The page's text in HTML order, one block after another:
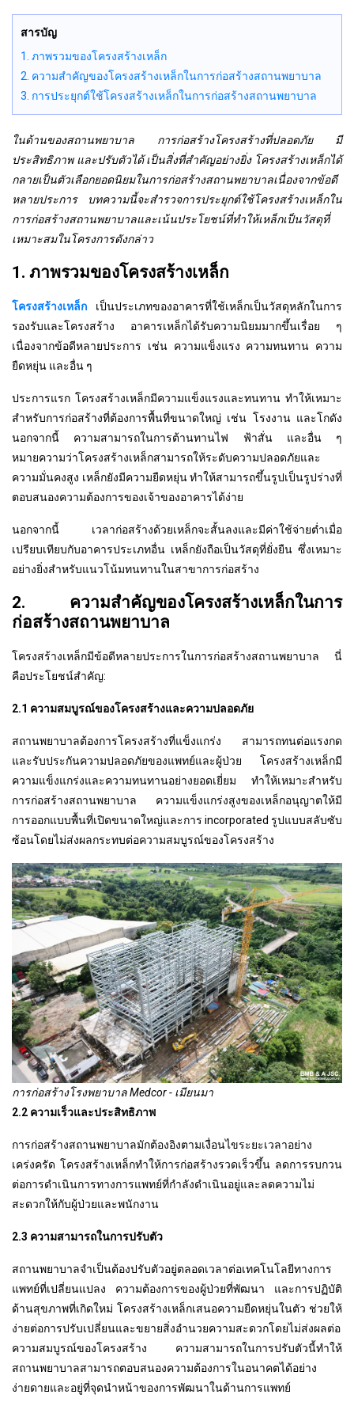
สารบัญ
1. ภาพรวมของโครงสร้างเหล็ก
2. ความสำคัญของโครงสร้างเหล็กในการก่อสร้างสถานพยาบาล
3. การประยุกต์ใช้โครงสร้างเหล็กในการก่อสร้างสถานพยาบาล
ในด้านของสถานพยาบาล การก่อสร้างโครงสร้างที่ปลอดภัย มี
ประสิทธิภาพ และปรับตัวได้ เป็นสิ่งที่สำคัญอย่างยิ่ง โครงสร้างเหล็กได้
กลายเป็นตัวเลือกยอดนิยมในการก่อสร้างสถานพยาบาลเนื่องจากข้อดี
หลายประการ บทความนี้จะสำรวจการประยุกต์ใช้โครงสร้างเหล็กใน
การก่อสร้างสถานพยาบาลและเน้นประโยชน์ที่ทำให้เหล็กเป็นวัสดุที่
เหมาะสมในโครงการดังกล่าว
1. ภาพรวมของโครงสร้างเหล็ก
โครงสร้างเหล็ก เป็นประเภทของอาคารที่ใช้เหล็กเป็นวัสดุหลักในการ
รองรับและโครงสร้าง อาคารเหล็กได้รับความนิยมมากขึ้นเรื่อย ๆ
เนื่องจากข้อดีหลายประการ เช่น ความแข็งแรง ความทนทาน ความ
ยืดหยุ่น และอื่น ๆ
ประการแรก โครงสร้างเหล็กมีความแข็งแรงและทนทาน ทำให้เหมาะ
สำหรับการก่อสร้างที่ต้องการพื้นที่ขนาดใหญ่ เช่น โรงงาน และโกดัง
นอกจากนี้ ความสามารถในการต้านทานไฟ ฟ้าสั่น และอื่น ๆ
หมายความว่าโครงสร้างเหล็กสามารถให้ระดับความปลอดภัยและ
ความมั่นคงสูง เหล็กยังมีความยืดหยุ่น ทำให้สามารถขึ้นรูปเป็นรูปร่างที่
ตอบสนองความต้องการของเจ้าของอาคารได้ง่าย
นอกจากนี้ เวลาก่อสร้างด้วยเหล็กจะสั้นลงและมีค่าใช้จ่ายต่ำเมื่อ
เปรียบเทียบกับอาคารประเภทอื่น เหล็กยังถือเป็นวัสดุที่ยั่งยืน ซึ่งเหมาะ
อย่างยิ่งสำหรับแนวโน้มทนทานในสาขาการก่อสร้าง
2. ความสำคัญของโครงสร้างเหล็กในการ
ก่อสร้างสถานพยาบาล
โครงสร้างเหล็กมีข้อดีหลายประการในการก่อสร้างสถานพยาบาล นี่
คือประโยชน์สำคัญ:
2.1 ความสมบูรณ์ของโครงสร้างและความปลอดภัย
สถานพยาบาลต้องการโครงสร้างที่แข็งแกร่ง สามารถทนต่อแรงกด
และรับประกันความปลอดภัยของแพทย์และผู้ป่วย โครงสร้างเหล็กมี
ความแข็งแกร่งและความทนทานอย่างยอดเยี่ยม ทำให้เหมาะสำหรับ
การก่อสร้างสถานพยาบาล ความแข็งแกร่งสูงของเหล็กอนุญาตให้มี
การออกแบบพื้นที่เปิดขนาดใหญ่และการ incorporated รูปแบบสลับซับ
ซ้อนโดยไม่ส่งผลกระทบต่อความสมบูรณ์ของโครงสร้าง
การก่อสร้างโรงพยาบาล Medcor - เมียนมา
2.2 ความเร็วและประสิทธิภาพ
การก่อสร้างสถานพยาบาลมักต้องอิงตามเงื่อนไขระยะเวลาอย่าง
เคร่งครัด โครงสร้างเหล็กทำให้การก่อสร้างรวดเร็วขึ้น ลดการรบกวน
ต่อการดำเนินการทางการแพทย์ที่กำลังดำเนินอยู่และลดความไม่
สะดวกให้กับผู้ป่วยและพนักงาน
2.3 ความสามารถในการปรับตัว
สถานพยาบาลจำเป็นต้องปรับตัวอยู่ตลอดเวลาต่อเทคโนโลยีทางการ
แพทย์ที่เปลี่ยนแปลง ความต้องการของผู้ป่วยที่พัฒนา และการปฏิบัติ
ด้านสุขภาพที่เกิดใหม่ โครงสร้างเหล็กเสนอความยืดหยุ่นในตัว ช่วยให้
ง่ายต่อการปรับเปลี่ยนและขยายสิ่งอำนวยความสะดวกโดยไม่ส่งผลต่อ
ความสมบูรณ์ของโครงสร้าง ความสามารถในการปรับตัวนี้ทำให้
สถานพยาบาลสามารถตอบสนองความต้องการในอนาคตได้อย่าง
ง่ายดายและอยู่ที่จุดนำหน้าของการพัฒนาในด้านการแพทย์